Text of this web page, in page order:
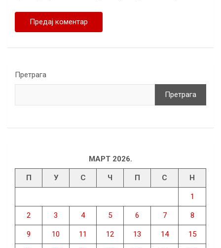
Претрага
Претрага
МАРТ 2026.
П У С Ч П С Н
1
2 3 4 5 6 7 8
9 10 11 12 13 14 15